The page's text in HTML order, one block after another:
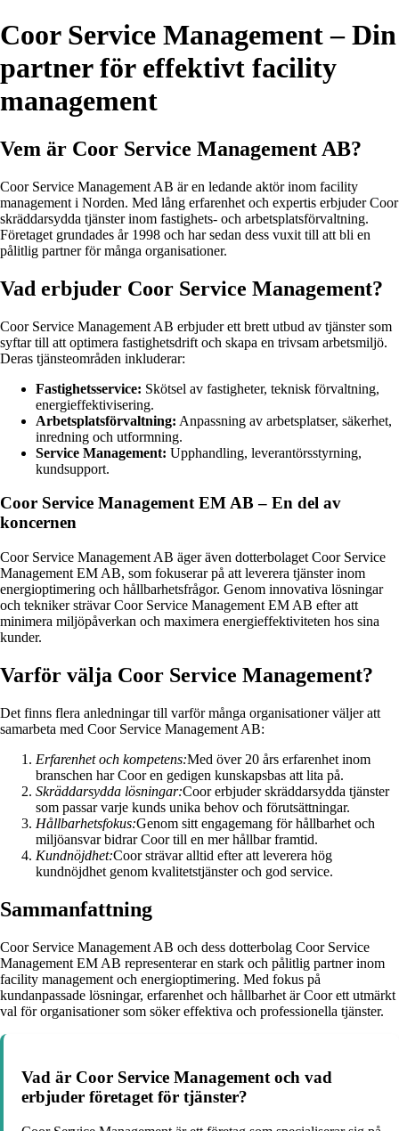
Coor Service Management – Din
partner för effektivt facility
management
Vem är Coor Service Management AB?
Coor Service Management AB är en ledande aktör inom facility
management i Norden. Med lång erfarenhet och expertis erbjuder Coor
skräddarsydda tjänster inom fastighets- och arbetsplatsförvaltning.
Företaget grundades år 1998 och har sedan dess vuxit till att bli en
pålitlig partner för många organisationer.
Vad erbjuder Coor Service Management?
Coor Service Management AB erbjuder ett brett utbud av tjänster som
syftar till att optimera fastighetsdrift och skapa en trivsam arbetsmiljö.
Deras tjänsteområden inkluderar:
Fastighetsservice: Skötsel av fastigheter, teknisk förvaltning,
energieffektivisering.
Arbetsplatsförvaltning: Anpassning av arbetsplatser, säkerhet,
inredning och utformning.
Service Management: Upphandling, leverantörsstyrning,
kundsupport.
Coor Service Management EM AB – En del av
koncernen
Coor Service Management AB äger även dotterbolaget Coor Service
Management EM AB, som fokuserar på att leverera tjänster inom
energioptimering och hållbarhetsfrågor. Genom innovativa lösningar
och tekniker strävar Coor Service Management EM AB efter att
minimera miljöpåverkan och maximera energieffektiviteten hos sina
kunder.
Varför välja Coor Service Management?
Det finns flera anledningar till varför många organisationer väljer att
samarbeta med Coor Service Management AB:
Erfarenhet och kompetens:Med över 20 års erfarenhet inom
branschen har Coor en gedigen kunskapsbas att lita på.
Skräddarsydda lösningar:Coor erbjuder skräddarsydda tjänster
som passar varje kunds unika behov och förutsättningar.
Hållbarhetsfokus:Genom sitt engagemang för hållbarhet och
miljöansvar bidrar Coor till en mer hållbar framtid.
Kundnöjdhet:Coor strävar alltid efter att leverera hög
kundnöjdhet genom kvalitetstjänster och god service.
Sammanfattning
Coor Service Management AB och dess dotterbolag Coor Service
Management EM AB representerar en stark och pålitlig partner inom
facility management och energioptimering. Med fokus på
kundanpassade lösningar, erfarenhet och hållbarhet är Coor ett utmärkt
val för organisationer som söker effektiva och professionella tjänster.
Vad är Coor Service Management och vad
erbjuder företaget för tjänster?